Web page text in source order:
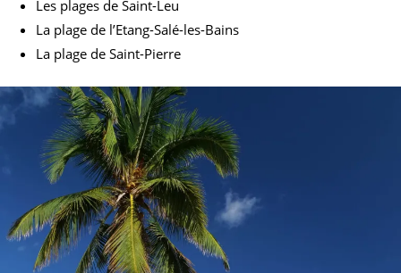
Les plages de Saint-Leu
La plage de l’Etang-Salé-les-Bains
La plage de Saint-Pierre